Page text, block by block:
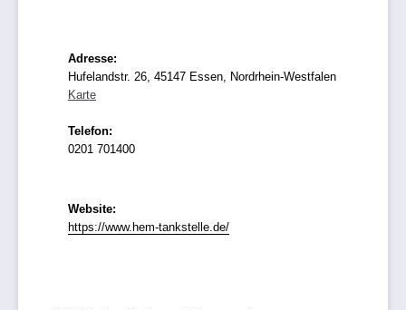
Adresse:
Hufelandstr. 26, 45147 Essen, Nordrhein-Westfalen
Karte
Telefon:
0201 701400
Website:
https://www.hem-tankstelle.de/